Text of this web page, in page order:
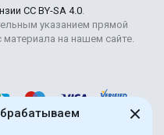
CC BY-SA 4.0.
указанием прямой
на нашем сайте.